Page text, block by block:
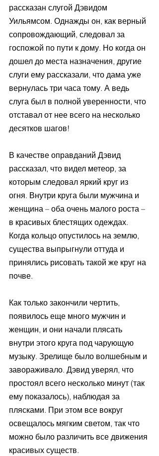
рассказан слугой Дэвидом
Уильямсом. Однажды он, как верный
сопровождающий, следовал за
госпожой по пути к дому. Но когда он
дошел до места назначения, другие
слуги ему рассказали, что дама уже
вернулась три часа тому. А ведь
слуга был в полной уверенности, что
отставал от нее всего на несколько
десятков шагов!
В качестве оправданий Дэвид
рассказал, что видел метеор, за
которым следовал яркий круг из
огня. Внутри круга были мужчина и
женщина – оба очень малого роста –
в красивых блестящих одеждах.
Когда кольцо опустилось на землю,
существа выпрыгнули оттуда и
принялись рисовать такой же круг на
почве.
Как только закончили чертить,
появилось еще много мужчин и
женщин, и они начали плясать
внутри этого круга под чарующую
музыку. Зрелище было волшебным и
завораживало. Дэвид уверял, что
простоял всего несколько минут (так
ему показалось), наблюдая за
плясками. При этом все вокруг
освещалось мягким светом, так что
можно было различить все движения
красивых существ.